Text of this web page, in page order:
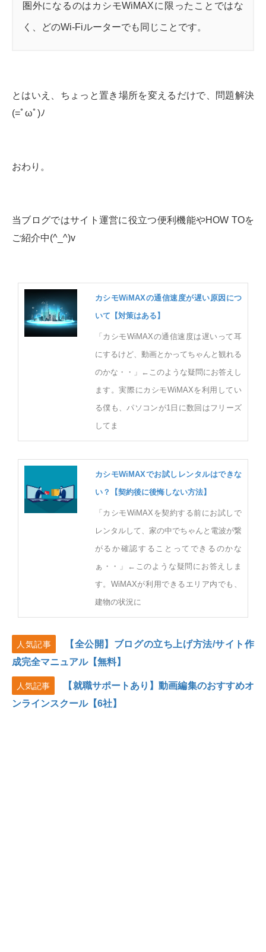
圏外になるのはカシモWiMAXに限ったことではな
く、どのWi-Fiルーターでも同じことです。
とはいえ、ちょっと置き場所を変えるだけで、問題解決
(=ﾟωﾟ)ﾉ
おわり。
当ブログではサイト運営に役立つ便利機能やHOW TOを
ご紹介中(^_^)v
カシモWiMAXの通信速度が遅い原因につ
いて【対策はある】
「カシモWiMAXの通信速度は遅いって耳
にするけど、動画とかってちゃんと観れる
のかな・・」←このような疑問にお答えし
ます。実際にカシモWiMAXを利用してい
る僕も、パソコンが1日に数回はフリーズ
してま
カシモWiMAXでお試しレンタルはできな
い？【契約後に後悔しない方法】
「カシモWiMAXを契約する前にお試しで
レンタルして、家の中でちゃんと電波が繋
がるか確認することってできるのかな
ぁ・・」←このような疑問にお答えしま
す。WiMAXが利用できるエリア内でも、
建物の状況に
人気記事
【全公開】ブログの立ち上げ方法/サイト作
成完全マニュアル【無料】
人気記事
【就職サポートあり】動画編集のおすすめオ
ンラインスクール【6社】